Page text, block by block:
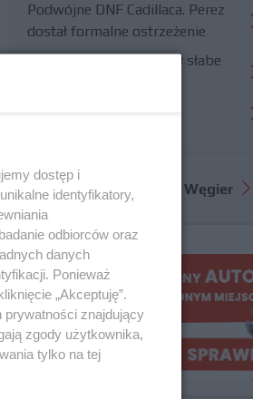
Podwójne DNF Cadillaca. Perez
dostał formalne ostrzeżenie
Hungaroring potwierdził słabe
Więcej informacji o GP Węgier
dostęp i
identyfikatory,
odbiorców oraz
danych
Ponieważ
„Akceptuję”.
znajdujący
zgody użytkownika,
tylko na tej